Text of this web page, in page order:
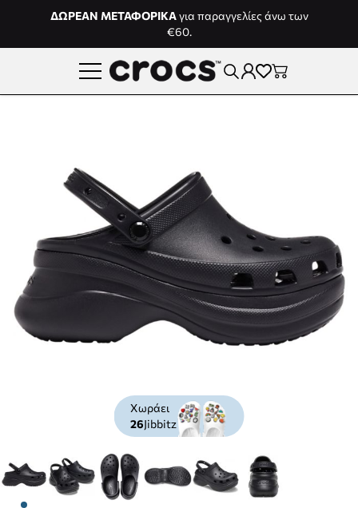
Μετάβαση στο περιεχόμενο
ΔΩΡΕΑΝ ΜΕΤΑΦΟΡΙΚΑγια παραγγελίες άνω των
€60.
Χωράει
26Jibbitz
View larger image
View larger imageView larger imageView larger image
View larger image
View larger